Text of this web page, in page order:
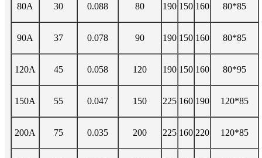
80A 30 0.088 80 190 150 160 80*85
90A 37 0.078 90 190 150 160 80*85
120A 45 0.058 120 190 150 160 80*95
150A 55 0.047 150 225 160 190 120*85
200A 75 0.035 200 225 160 220 120*85